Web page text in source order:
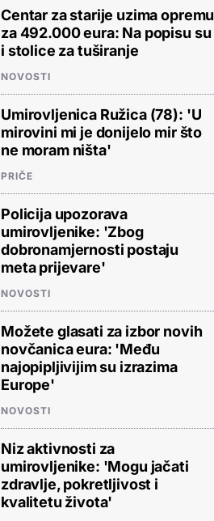
Centar za starije uzima opremu
za 492.000 eura: Na popisu su
i stolice za tuširanje
NOVOSTI
Umirovljenica Ružica (78): 'U
mirovini mi je donijelo mir što
ne moram ništa'
PRIČE
Policija upozorava
umirovljenike: 'Zbog
dobronamjernosti postaju
meta prijevare'
NOVOSTI
Možete glasati za izbor novih
novčanica eura: 'Među
najopipljivijim su izrazima
Europe'
NOVOSTI
Niz aktivnosti za
umirovljenike: 'Mogu jačati
zdravlje, pokretljivost i
kvalitetu života'